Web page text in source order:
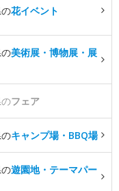
花イベント
美術展・博物展・展
フェア
キャンプ場・BBQ場
遊園地・テーマパー